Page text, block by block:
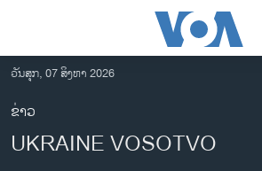
ເຂົ້າ
ຫາ
ຂ້າມ
ຂ້າມ
ອາເມຣິກາ
ວັນສຸກ, 07 ສິງຫາ 2026
ຂ່າວ
UKRAINE VOSOTVO